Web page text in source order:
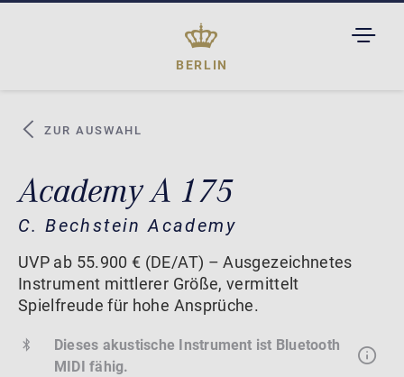
BERLIN
ZUR AUSWAHL
Academy A 175
C. Bechstein Academy
UVP ab 55.900 € (DE/AT) – Ausgezeichnetes
Instrument mittlerer Größe, vermittelt
Spielfreude für hohe Ansprüche.
Dieses akustische Instrument ist Bluetooth
MIDI fähig.